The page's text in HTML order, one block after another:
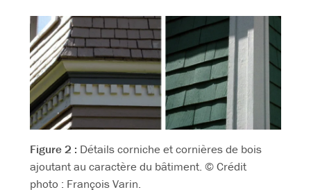
Figure 2 : Détails corniche et cornières de bois
ajoutant au caractère du bâtiment. © Crédit
photo : François Varin.